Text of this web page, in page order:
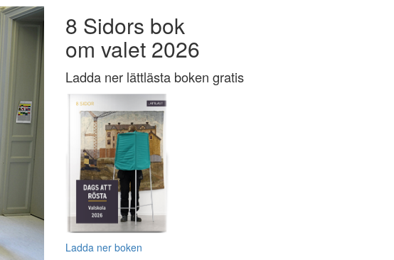
8 Sidors bok
om valet 2026
Ladda ner lättlästa boken gratis
Ladda ner boken